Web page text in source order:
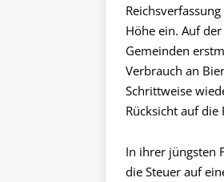
Höhe ein. Auf
Gemeinden
Verbrauch an
Schrittweise
Rücksicht auf die
In ihrer jüngsten
die Steuer auf